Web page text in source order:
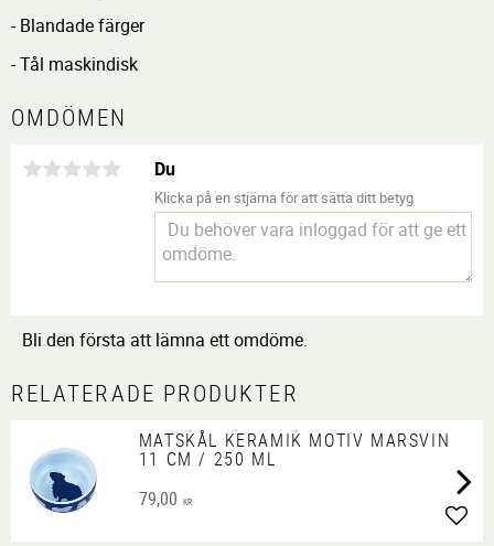
- Blandade färger
- Tål maskindisk
OMDÖMEN
Du
Klicka på en stjärna för att sätta ditt betyg
Bli den första att lämna ett omdöme.
RELATERADE PRODUKTER
MATSKÅL KERAMIK MOTIV MARSVIN
11 CM / 250 ML
79,00 KR